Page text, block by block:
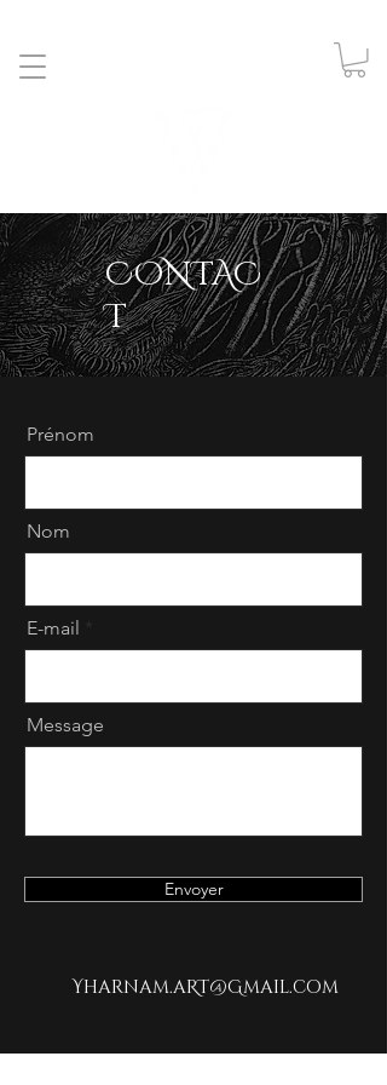
CONTAC
T
Prénom
Nom
E-mail
Message
Envoyer
Yharnam.aRT@Gmail.com